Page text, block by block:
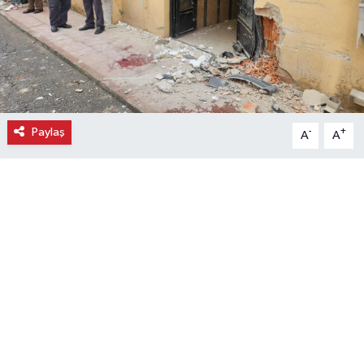
Paylaş A- A+
Gündem
Gurme
Haber